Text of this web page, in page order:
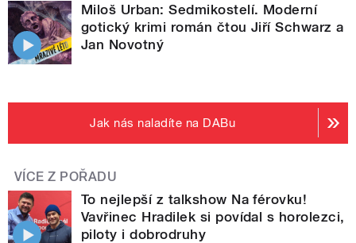
Miloš Urban: Sedmikostelí. Moderní
gotický krimi román čtou Jiří Schwarz a
Jan Novotný
Jak nás naladíte na DABu
VÍCE Z POŘADU
To nejlepší z talkshow Na férovku!
Vavřinec Hradilek si povídal s horolezci,
piloty i dobrodruhy